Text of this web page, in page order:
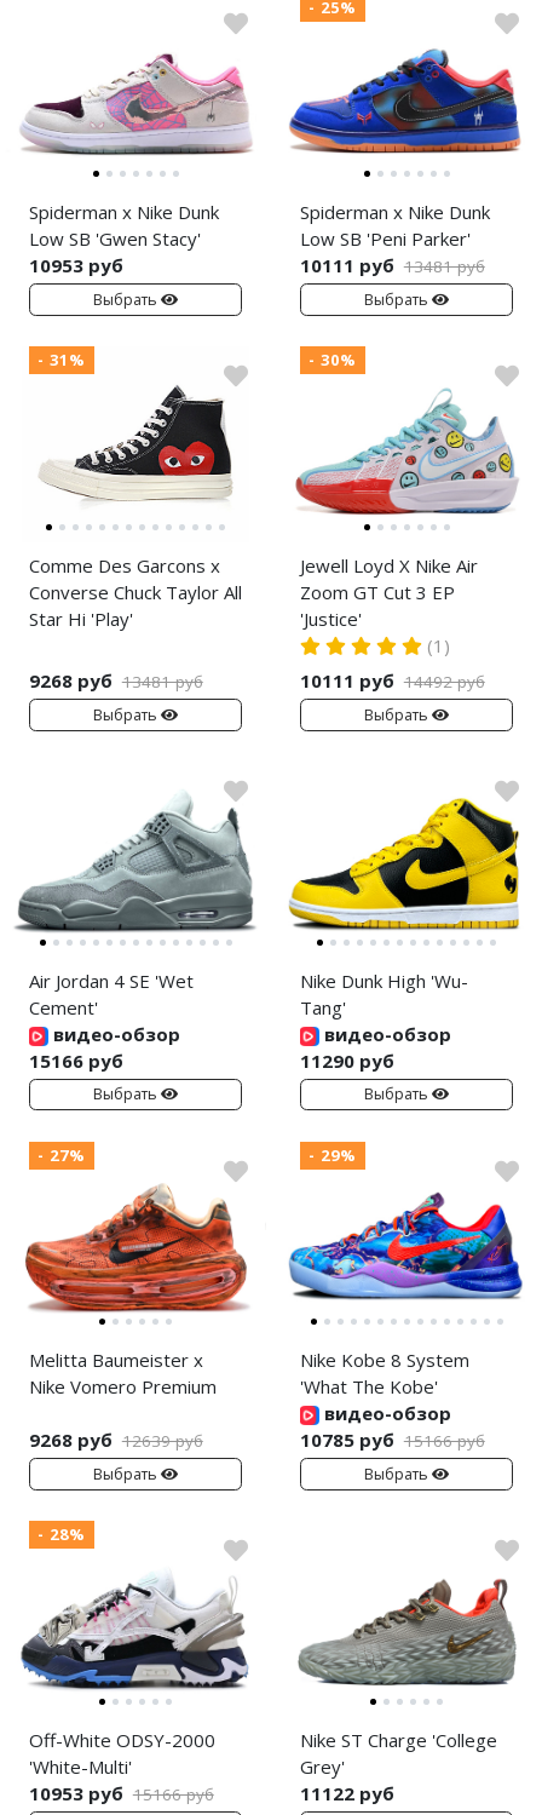
Spiderman x Nike Dunk
Low SB 'Gwen Stacy'
10953 руб
Выбрать
- 25%
Spiderman x Nike Dunk
Low SB 'Peni Parker'
10111 руб 13481 руб
Выбрать
- 31%
Comme Des Garcons x
Converse Chuck Taylor All
Star Hi 'Play'
9268 руб 13481 руб
Выбрать
- 30%
Jewell Loyd X Nike Air
Zoom GT Cut 3 EP
'Justice'
(1)
10111 руб 14492 руб
Выбрать
Air Jordan 4 SE 'Wet
Cement'
видео-обзор
15166 руб
Выбрать
Nike Dunk High 'Wu-
Tang'
видео-обзор
11290 руб
Выбрать
- 27%
Melitta Baumeister x
Nike Vomero Premium
9268 руб 12639 руб
Выбрать
- 29%
Nike Kobe 8 System
'What The Kobe'
видео-обзор
10785 руб 15166 руб
Выбрать
- 28%
Off-White ODSY-2000
'White-Multi'
10953 руб 15166 руб
Nike ST Charge 'College
Grey'
11122 руб